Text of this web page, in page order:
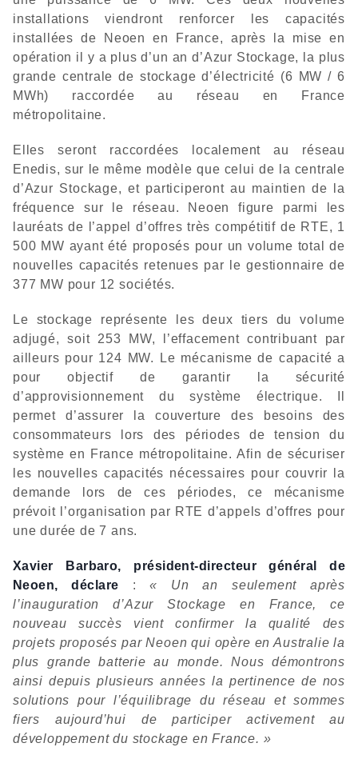
installations viendront renforcer les capacités
installées de Neoen en France, après la mise en
opération il y a plus d’un an d’Azur Stockage, la plus
grande centrale de stockage d’électricité (6 MW / 6
MWh) raccordée au réseau en France
métropolitaine.
Elles seront raccordées localement au réseau
Enedis, sur le même modèle que celui de la centrale
d’Azur Stockage, et participeront au maintien de la
fréquence sur le réseau. Neoen figure parmi les
lauréats de l’appel d’offres très compétitif de RTE, 1
500 MW ayant été proposés pour un volume total de
nouvelles capacités retenues par le gestionnaire de
377 MW pour 12 sociétés.
Le stockage représente les deux tiers du volume
adjugé, soit 253 MW, l’effacement contribuant par
ailleurs pour 124 MW. Le mécanisme de capacité a
pour objectif de garantir la sécurité
d’approvisionnement du système électrique. Il
permet d’assurer la couverture des besoins des
consommateurs lors des périodes de tension du
système en France métropolitaine. Afin de sécuriser
les nouvelles capacités nécessaires pour couvrir la
demande lors de ces périodes, ce mécanisme
prévoit l’organisation par RTE d’appels d’offres pour
une durée de 7 ans.
Xavier Barbaro, président-directeur général de
Neoen, déclare :« Un an seulement après
l’inauguration d’Azur Stockage en France, ce
nouveau succès vient confirmer la qualité des
projets proposés par Neoen qui opère en Australie la
plus grande batterie au monde. Nous démontrons
ainsi depuis plusieurs années la pertinence de nos
solutions pour l’équilibrage du réseau et sommes
fiers aujourd’hui de participer activement au
développement du stockage en France. »